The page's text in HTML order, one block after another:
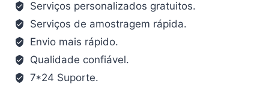
Serviços personalizados gratuitos.
Serviços de amostragem rápida.
Envio mais rápido.
Qualidade confiável.
7*24 Suporte.